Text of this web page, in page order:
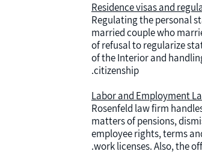
Residence visas and
Regulating the personal
married couple who
of refusal to regularize
of the Interior and
citizenship.
Labor and Employment
Rosenfeld law firm
matters of pensions,
employee rights, terms
work licenses. Also, the